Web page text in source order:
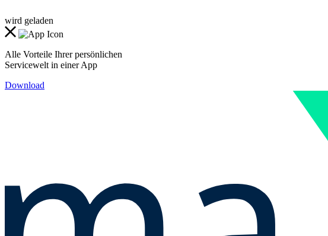
wird geladen
Alle Vorteile Ihrer persönlichen
Servicewelt in einer App
Download